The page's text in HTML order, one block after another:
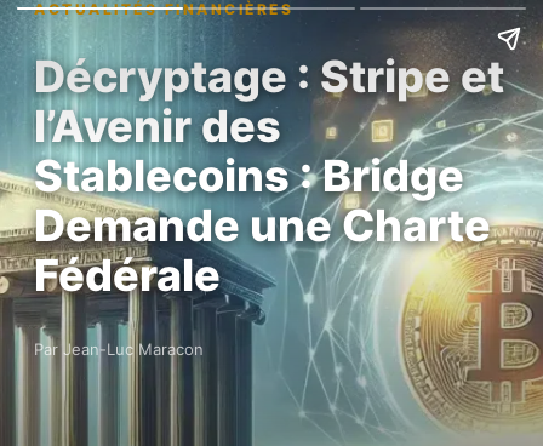
ACTUALITÉS FINANCIÈRES
Décryptage : Stripe et
l’Avenir des
Stablecoins : Bridge
Demande une Charte
Fédérale
Par Jean-Luc Maracon